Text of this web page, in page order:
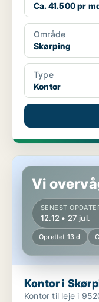
Ca. 41.500 pr
Område
Skørping
Type
Kontor
Kontor i Skørping
Vi
SENEST
12.12 • 27 jul.
Oprettet 13 d
Kontor i
Kontor til leje i